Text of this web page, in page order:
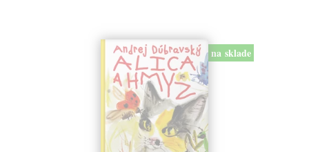
na sklade